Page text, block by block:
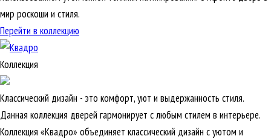
мир роскоши и стиля.
Перейти в коллекцию
Коллекция
Классический дизайн - это комфорт, уют и выдержанность стиля.
Данная коллекция дверей гармонирует с любым стилем в интерьере.
Коллекция «Квадро» объединяет классический дизайн с уютом и